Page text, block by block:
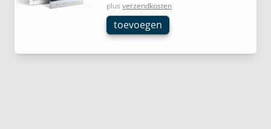
plus verzendkosten
toevoegen